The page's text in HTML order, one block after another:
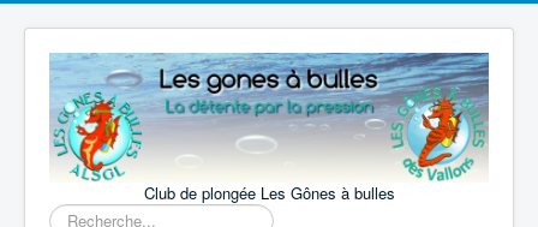
Club de plongée Les Gônes à bulles
Rechercher